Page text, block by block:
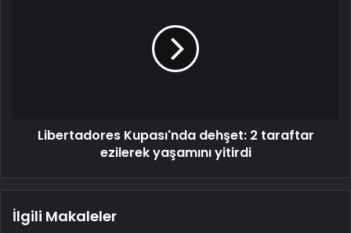
Libertadores Kupası'nda dehşet: 2 taraftar
ezilerek yaşamını yitirdi
İlgili Makaleler